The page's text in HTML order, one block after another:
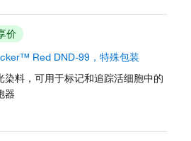
有可检测到的影响。
价
Red DND-99，特殊包装
染料，可用于标记和追踪活细胞中的
器